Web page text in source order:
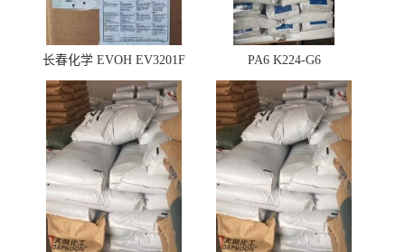
长春化学 EVOH EV3201F PA6 K224-G6